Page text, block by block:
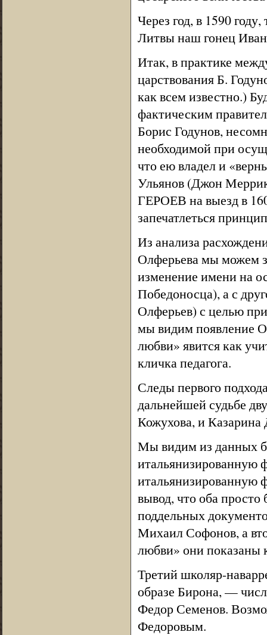
Через год, в 1590
Литвы наш гонец
Итак, в практике
царствования Б.
как всем известно.)
фактическим
Борис Годунов,
необходимой при
что ею владел и
Ульянов (Джон
ГЕРОЕВ на выезд в
запечатлеться
Из анализа
Олферьева мы можем
изменение имени на
Победоносца), а с
Олферьев) с целью
мы видим появление
любви» явится как
кличка педагога.
Следы первого
дальнейшей судьбе
Кожухова, и Казарина
Мы видим из данных
итальянизированную
вывод, что оба
поддельных
Михаил Софонов, а
любви» они показаны
Третий школяр-
образе Бирона, —
Федор Семенов.
Федоровым.